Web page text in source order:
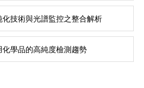
技術與光譜監控之整合解析
學品的高純度檢測趨勢